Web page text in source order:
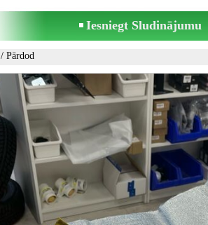
Iesniegt Sludinājumu
/ Pārdod